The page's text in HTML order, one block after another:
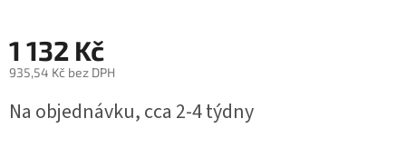
1 132 Kč
935,54 Kč bez DPH
cena:
Na objednávku, cca 2-4 týdny